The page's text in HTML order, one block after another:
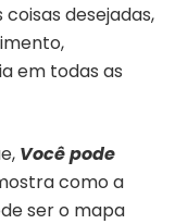
desejadas,
em todas as
Você pode
como a
ser o mapa